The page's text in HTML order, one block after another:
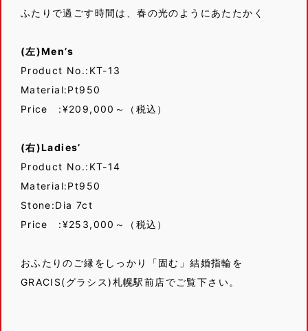
ふたりで過ごす時間は、春の光のようにあたたかく
(左)Men’s
Product No.:KT-13
Material:Pt950
Price :¥209,000～（税込）
(右)Ladies’
Product No.:KT-14
Material:Pt950
Stone:Dia 7ct
Price :¥253,000～（税込）
おふたりのご縁をしっかり「固む」結婚指輪を
GRACIS(グラシス)札幌駅前店でご覧下さい。